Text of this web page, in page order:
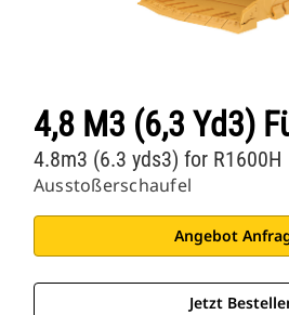
4,8 M3 (6,3 Yd3)
Ausstoßerschaufel
4.8m3 (6.3 yds3) for R1600H
Angebot
Jetzt